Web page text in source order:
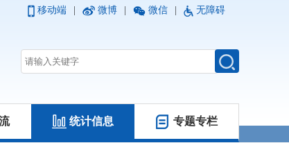
移动端 微博 微信 无障碍
统计信息 专题专栏